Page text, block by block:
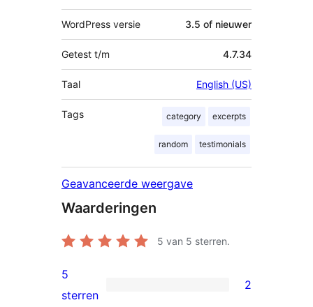
WordPress versie 3.5 of nieuwer
Getest t/m 4.7.34
Taal English (US)
Tags category excerpts
random testimonials
Geavanceerde weergave
Waarderingen
5 van 5 sterren.
2
5
sterren
2